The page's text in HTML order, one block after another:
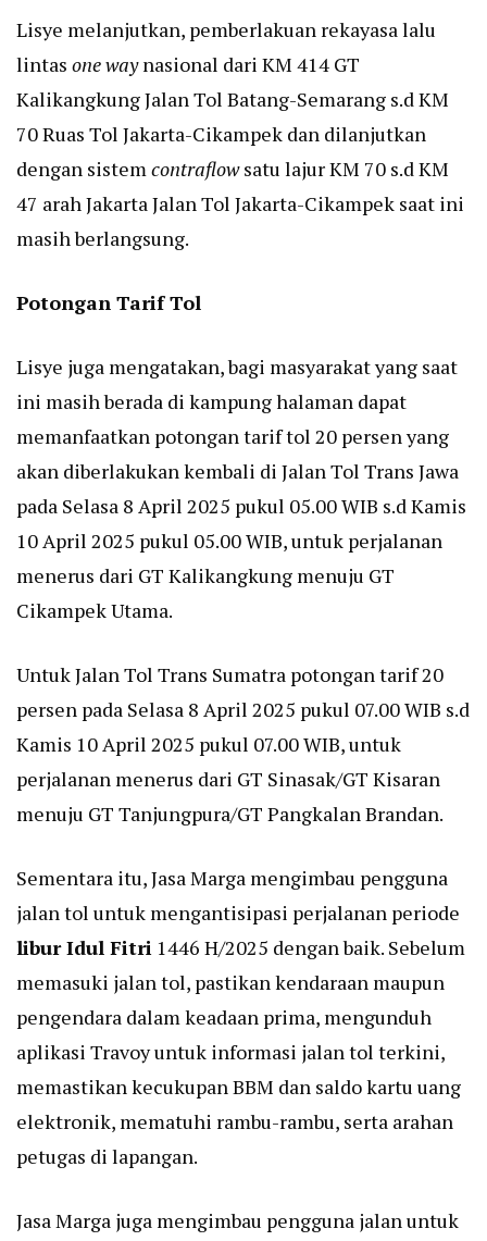
Lisye melanjutkan, pemberlakuan rekayasa lalu
lintas one waynasional dari KM 414 GT
Kalikangkung Jalan Tol Batang-Semarang s.d KM
70 Ruas Tol Jakarta-Cikampek dan dilanjutkan
dengan sistemcontraflowsatu lajur KM 70 s.d KM
47 arah Jakarta Jalan Tol Jakarta-Cikampek saat ini
masih berlangsung.
Potongan Tarif Tol
Lisye juga mengatakan, bagi masyarakat yang saat
ini masih berada di kampung halaman dapat
memanfaatkan potongan tarif tol 20 persen yang
akan diberlakukan kembali di Jalan Tol Trans Jawa
pada Selasa 8 April 2025 pukul 05.00 WIB s.d Kamis
10 April 2025 pukul 05.00 WIB, untuk perjalanan
menerus dari GT Kalikangkung menuju GT
Cikampek Utama.
Untuk Jalan Tol Trans Sumatra potongan tarif 20
persen pada Selasa 8 April 2025 pukul 07.00 WIB s.d
Kamis 10 April 2025 pukul 07.00 WIB, untuk
perjalanan menerus dari GT Sinasak/GT Kisaran
menuju GT Tanjungpura/GT Pangkalan Brandan.
Sementara itu, Jasa Marga mengimbau pengguna
jalan tol untuk mengantisipasi perjalanan periode
libur Idul Fitri 1446 H/2025 dengan baik. Sebelum
memasuki jalan tol, pastikan kendaraan maupun
pengendara dalam keadaan prima, mengunduh
aplikasi Travoy untuk informasi jalan tol terkini,
memastikan kecukupan BBM dan saldo kartu uang
elektronik, mematuhi rambu-rambu, serta arahan
petugas di lapangan.
Jasa Marga juga mengimbau pengguna jalan untuk